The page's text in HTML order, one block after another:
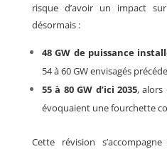
risque d’avoir un impact
désormais :
48 GW de puissance
54 à 60 GW envisagés
55 à 80 GW d’ici 2035, alors
évoquaient une fourchette
Cette révision